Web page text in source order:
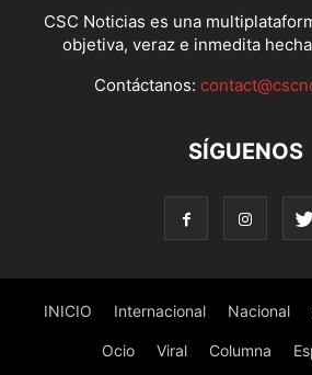
CSC Noticias es una
objetiva, veraz e inmedita
Contáctanos:
SÍGUENOS
INICIO Internacional Nacional
Ocio Viral Columna